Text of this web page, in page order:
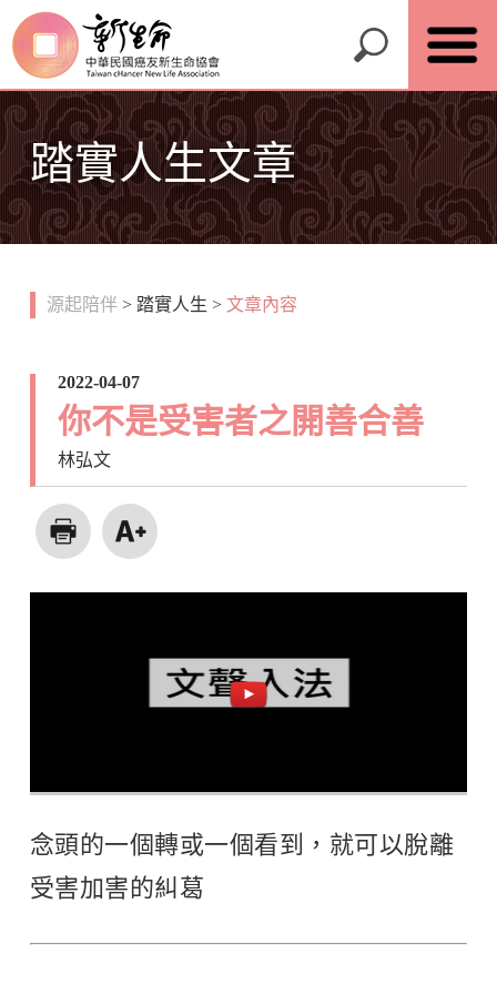
踏實人生文章
源起陪伴 > 踏實人生 > 文章內容
2022-04-07
你不是受害者之開善合善
林弘文
念頭的一個轉或一個看到，就可以脫離
受害加害的糾葛